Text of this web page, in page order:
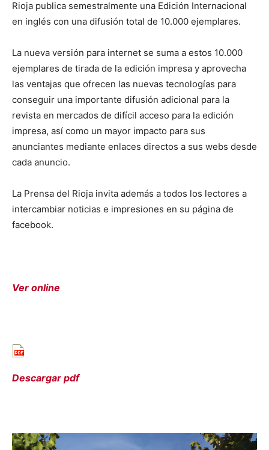
Rioja publica semestralmente una Edición Internacional
en inglés con una difusión total de 10.000 ejemplares.
La nueva versión para internet se suma a estos 10.000
ejemplares de tirada de la edición impresa y aprovecha
las ventajas que ofrecen las nuevas tecnologías para
conseguir una importante difusión adicional para la
revista en mercados de difícil acceso para la edición
impresa, así como un mayor impacto para sus
anunciantes mediante enlaces directos a sus webs desde
cada anuncio.
La Prensa del Rioja invita además a todos los lectores a
intercambiar noticias e impresiones en su página de
facebook.
Ver online
Descargar pdf